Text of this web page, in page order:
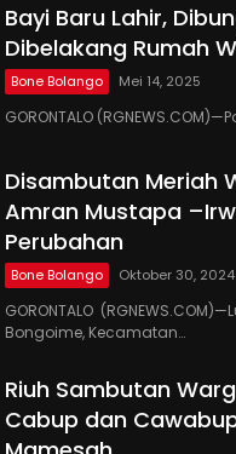
Bayi Baru Lahir,
Dibelakang Rumah
Bone Bolango Mei 14, 2025
GORONTALO
Disambutan Meriah
Amran Mustapa
Perubahan
Bone Bolango Oktober 30, 2024
GORONTALO
Bongoime, Kecamatan…
Riuh Sambutan
Cabup dan